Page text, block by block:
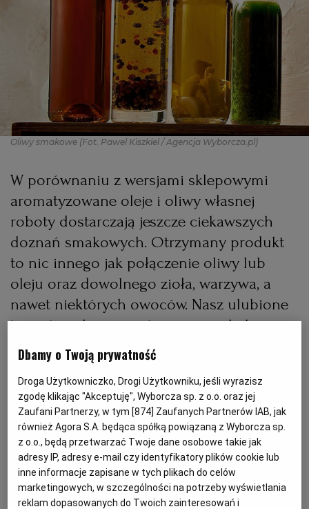
NAPOJE
SAŁATKI
MAKARONY
MIĘSA
RYBY
PRZEKĄSKI
DOMOWE PRZYJĘCIE
GRILL
KUCHNIA CHIŃSKA
KUCHNIA TAJSKA
KUCHNIA GRECKA
KUCHNIA FRANCUSKA
KUCHNIA AMERYKAŃSKA
KUCHNIA POLSKA
KUCHNIA HISZPAŃSKA
KUCHNIA NIEMIECKA
ZAKUPY
SPRZĘT KUCHENNY
FIT PRZEPISY
WEGE
WEGAN
PODRÓŻE KULINARNE
HISTORIE KULINARNE
FELIETONY KULINARNE
SZEF KUCHNI
NASZE SERWISY
SERWISY LOKALNE
BIAŁYSTOK
BYDGOSZCZ
CZĘSTOCHOWA
ELBLĄG
KALISZ
KATOWICE
KIELCE
WYBORCZA.PL
DUŻY FORMAT
WOLNA SOBOTA
ALE HISTORIA
KSIĄŻKI. MAGAZYN DO CZYTANIA
NASZA EUROPA
SŁÓWKA. MAGAZYN O JĘZYKU
WYBORCZA CLASSIC
WYBORCZA.BIZ
WYSOKIE OBCASY
ARCHIWUM
INNE SERWISY
GAZETA.PL
Oliwy smakowe (Fot. Pawel Kiszkiel / Agencja Wyborcza.pl)
W porównaniu z wersjami sklepowymi
aromatyzowane oleje i oliwy własnej
roboty dostarczają jeszcze ciekawszych
doznań smakowych. Otrzymany produkt
to nic innego jak połączenie oliwy lub
oleju oraz dowolnego zioła, warzywa, a
nawet niektórych owoców. Nasz ulubione
to pietruszkowa o intensywnym kolorze i
delikatna rozmarynowa. A wasze?
Dbamy o Twoją prywatność
Droga Użytkowniczko, Drogi Użytkowniku, jeśli wyrazisz
zgodę klikając "Akceptuję", Wyborcza sp. z o.o. oraz jej
Zaufani Partnerzy, w tym [874] Zaufanych Partnerów IAB, jak
również Agora S.A. będąca spółką powiązaną z Wyborcza sp.
z o.o., będą przetwarzać Twoje dane osobowe takie jak
adresy IP, adresy e-mail czy identyfikatory plików cookie lub
inne informacje zapisane w tych plikach do celów
marketingowych, w szczególności na potrzeby wyświetlania
reklam dopasowanych do Twoich zainteresowań i